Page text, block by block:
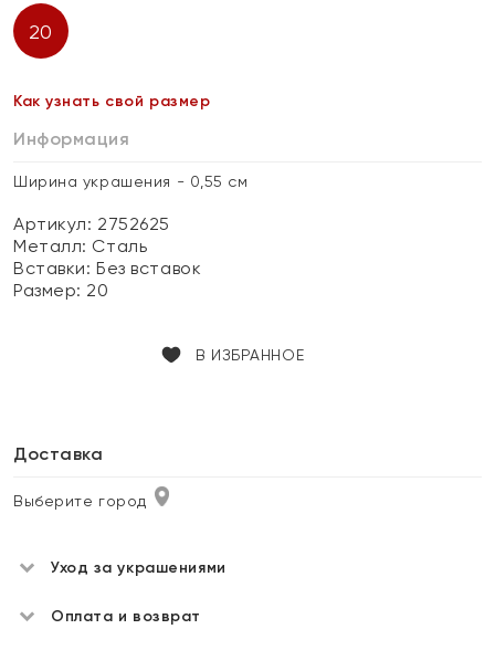
20
Как узнать свой размер
Информация
Ширина украшения - 0,55 см
Артикул: 2752625
Металл: Сталь
Вставки:Без вставок
Размер: 20
В ИЗБРАННОЕ
Доставка
Выберите город
Уход за украшениями
Оплата и возврат